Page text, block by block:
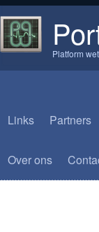
Platform
Links Partners
Over ons